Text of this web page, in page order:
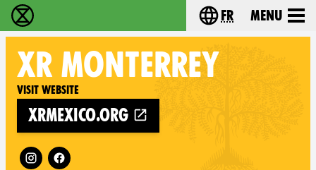
Extinction Rebellion - Home Choisissez votre
fr Menu
XR MONTERREY
Visit website
xrmexico.org
Follow XR Monterrey on